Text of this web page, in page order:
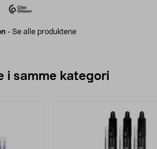
- Se alle produktene
i samme kategori